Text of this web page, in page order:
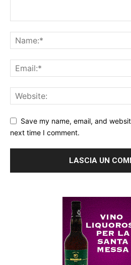
Save my name, email, and
next time I comment.